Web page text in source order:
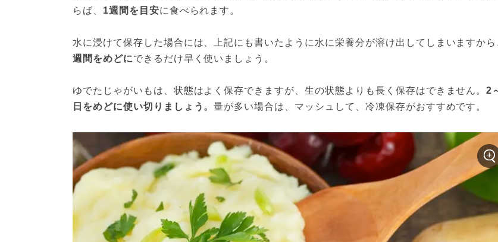
らば、 1週間を目安に食べられます。
水に浸けて保存した場合には、上記にも書いたように水に栄養分が溶け出してしまいますから
週間をめどにできるだけ早く使いましょう。
ゆでたじゃがいもは、状態はよく保存できますが、生の状態よりも長く保存はできません。2
日をめどに使い切りましょう。量が多い場合は、マッシュして、冷凍保存がおすすめです。